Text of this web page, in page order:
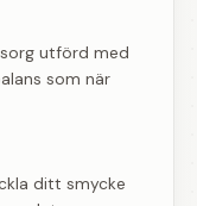
utförd med
som när
ditt smycke